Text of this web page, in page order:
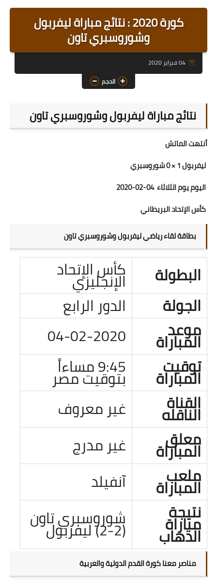
رابط فرعي
رابط فرعي
رابط فرعي
رابط فرعي
كورة 2020 : نتائج مباراة ليفربول
وشوروسبري تاون
04 فبراير 2020
الحجم
نتائج مباراة ليفربول وشوروسبري تاون
أنتهت الماتش
ليفربول 1 × 0 شوروسبري
اليوم يوم الثلاثاء 04-02-2020
كأس الإتحاد البريطاني
بطاقة لقاء رياضي ليفربول وشوروسبري تاون
البطولة كأس الإتحاد
الإنجليزي
الجولة
الدور الرابع
موعد
المباراة
04-02-2020
توقيت
المباراة 9:45 مساءاً
بتوقيت مصر
القناة
الناقله
غير معروف
معلق
المباراة
غير مدرج
ملعب
المباراة
آنفيلد
نتيجة
مباراة
الذهاب
شوروسبري تاون
(2-2) ليفربول
مناصر معنا كورة القدم الدولية والعربية